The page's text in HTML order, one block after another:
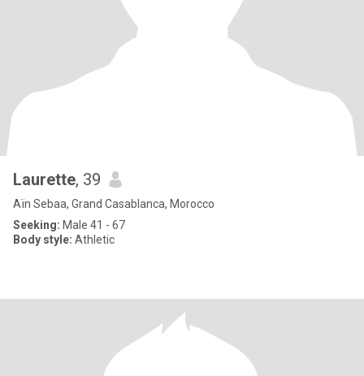
Laurette, 39
Aïn Sebaa, Grand Casablanca, Morocco
Seeking: Male 41 - 67
Body style: Athletic